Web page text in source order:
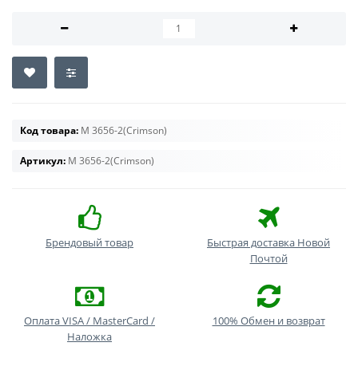
Код товара: M 3656-2(Crimson)
Артикул: M 3656-2(Crimson)
Брендовый товар
Быстрая доставка Новой
Почтой
Оплата VISA / MasterCard /
Наложка
100% Обмен и возврат